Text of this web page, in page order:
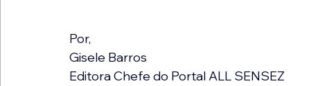
Por,
Gisele Barros
Editora Chefe do Portal ALL SENSEZ